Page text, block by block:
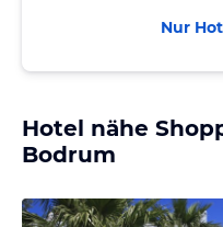
Nur
Hotel nähe
Bodrum